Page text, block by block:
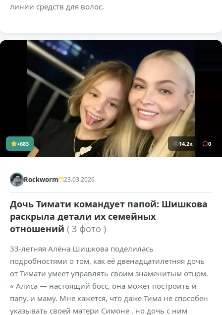
линии средств для волос.
+683 14,2к 0
Rockworm 23.03.2026
Дочь Тимати командует папой: Шишкова
раскрыла детали их семейных
отношений ( 3 фото )
33-летняя Алёна Шишкова поделилась
подробностями о том, как её двенадцатилетняя дочь
от Тимати умеет управлять своим знаменитым отцом.
« Алиса — настоящий босс, она может построить и
папу, и маму. Мне кажется, что даже Тима не способен
указывать своей матери Симоне , но дочь с ним